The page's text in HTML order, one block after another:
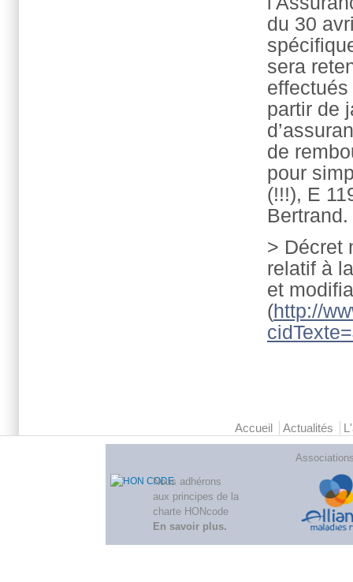
du 30
sera
partir de
de
pour
(!!!), E
Bertrand.
> Décret
relatif à
et
(http://
Accueil Actualités
Nous adhérons
aux principes de la
charte HONcode
En savoir plus.